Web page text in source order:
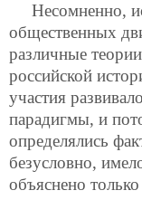
Несомненно,
общественных
различные
российской
участия
парадигмы, и
определялись
безусловно,
объяснено